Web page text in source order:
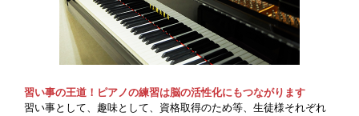
習い事の王道！ピアノの練習は脳の活性化にもつながります
習い事として、趣味として、資格取得のため等、生徒様それぞれ